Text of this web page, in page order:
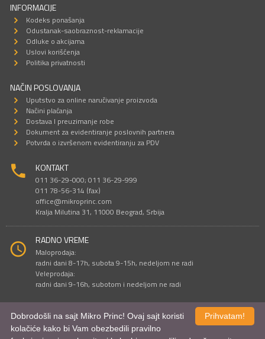
INFORMACIJE
Kodeks ponašanja
Odustanak-saobraznost-reklamacije
Odluke o akcijama
Uslovi korišćenja
Politika privatnosti
NAČIN POSLOVANJA
Uputstvo za online naručivanje proizvoda
Načini plaćanja
Dostava I preuzimanje robe
Dokument za evidentiranje poslovnih partnera
Potvrda o izvršenom evidentiranju za PDV
KONTAKT
011 36-29-000; 011 36-29-999
011 78-56-314 (fax)
office@mikroprinc.com
Kralja Milutina 31, 11000 Beograd, Srbija
RADNO VREME
Maloprodaja:
radni dani 8-17h, subota 9-15h, nedeljom ne radi
Veleprodaja:
radni dani 9-16h, subotom i nedeljom ne radi
Sve cene su iskazane u dinarima. PDV je uračunat u cenu.
© Mikro Princ 1999 - 2026. Sva prava su zadržana.
Prihvatam!
Dobrodošli na sajt Mikro Princ! Ovaj sajt koristi
kolačiće kako bi Vam obezbedili pravilno